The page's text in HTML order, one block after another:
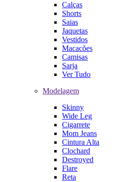
Calças
Shorts
Saias
Jaquetas
Vestidos
Macacões
Camisas
Sarja
Ver Tudo
Modelagem
Skinny
Wide Leg
Cigarrete
Mom Jeans
Cintura Alta
Clochard
Destroyed
Flare
Reta